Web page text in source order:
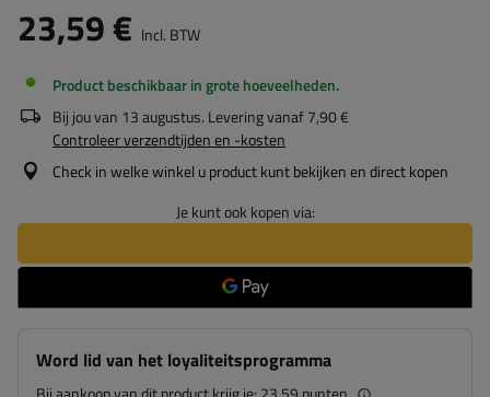
23,59 € Incl. BTW
Product beschikbaar in grote hoeveelheden
Bij jou van 13 augustus. Levering vanaf7,90 €
Controleer verzendtijden en -kosten
Check in welke winkel u product kunt bekijken en direct kopen
Je kunt ook kopen via:
Word lid van het loyaliteitsprogramma